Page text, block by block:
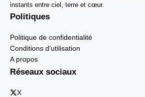
instants entre ciel, terre et cœur.
Politiques
Politique de confidentialité
Conditions d'utilisation
A propos
Réseaux sociaux
X